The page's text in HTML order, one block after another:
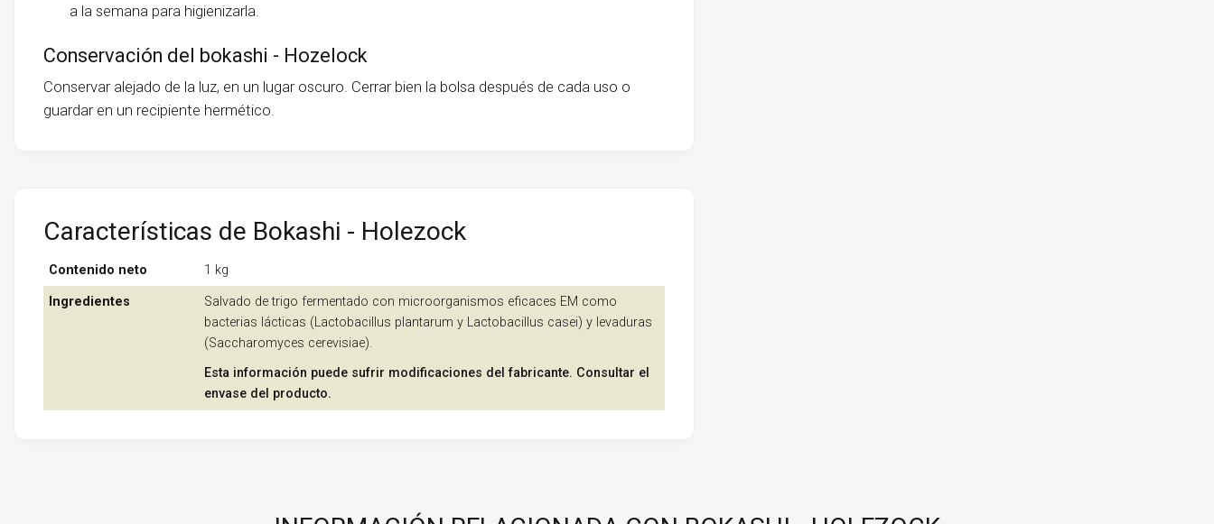
a la semana para higienizarla.
Conservación del bokashi - Hozelock
Conservar alejado de la luz, en un lugar oscuro. Cerrar bien la bolsa después de cada uso o
guardar en un recipiente hermético.
Características de Bokashi - Holezock
Contenido neto 1 kg
Ingredientes
Salvado de trigo fermentado con microorganismos eficaces EM como
bacterias lácticas (Lactobacillus plantarum y Lactobacillus casei) y levaduras
(Saccharomyces cerevisiae).
Esta información puede sufrir modificaciones del fabricante. Consultar el
envase del producto.